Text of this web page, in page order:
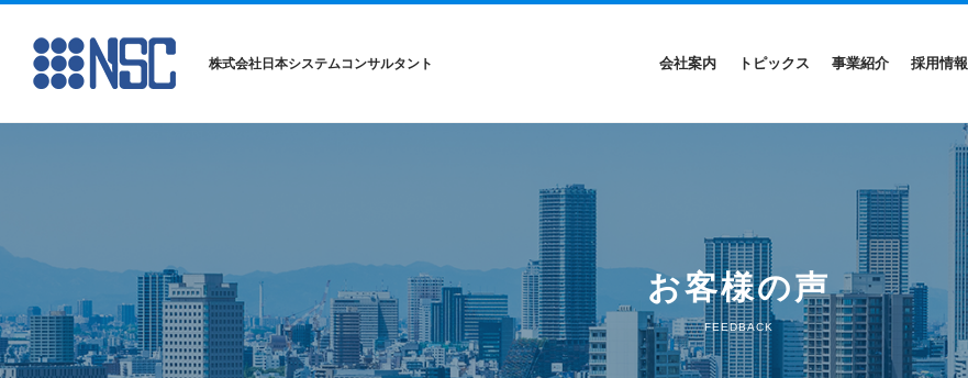
株式会社日本システムコンサルタント 会社案内 トピックス 事業紹介 採用情報
お客様の声
FEEDBACK